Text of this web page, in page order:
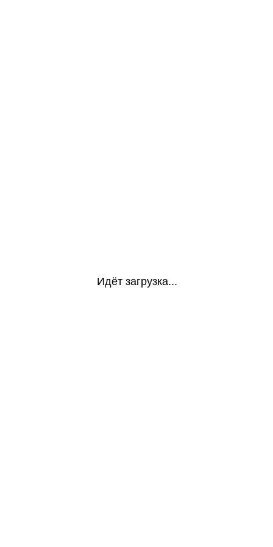
Идёт загрузка...